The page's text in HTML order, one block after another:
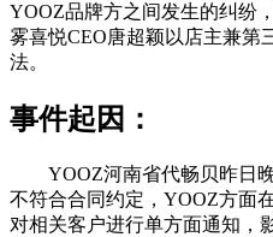
YOOZ品牌方之间发生的纠纷
雾喜悦CEO唐超颖以店主兼第
法。
事件起因：
YOOZ河南省代畅贝昨日
不符合合同约定，YOOZ方面
对相关客户进行单方面通知，